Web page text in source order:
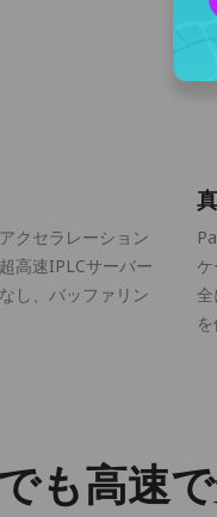
クセラレーション
高速IPLCサーバー
し、バッファリン
も高速